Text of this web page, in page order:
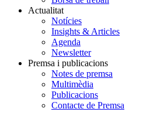
Actualitat
Notícies
Insights & Articles
Agenda
Newsletter
Premsa i publicacions
Notes de premsa
Multimèdia
Publicacions
Contacte de Premsa